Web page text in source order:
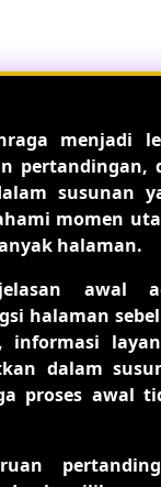
menjadi
pertandingan,
susunan
momen
halaman.
awal
halaman
informasi
dalam
proses awal